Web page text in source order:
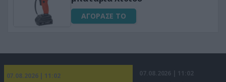
ΑΓΟΡΑΣΕ ΤΟ
07.08.2026 | 11:02 07.08.2026 | 11:02